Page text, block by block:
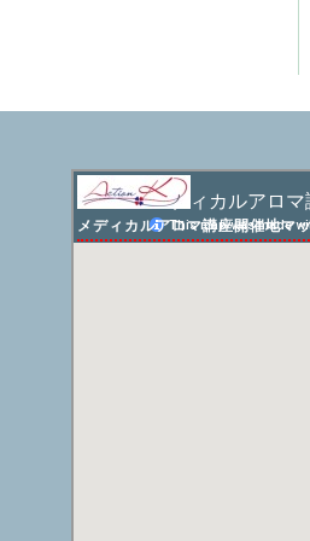
メディカルアロマ講座開催地マ